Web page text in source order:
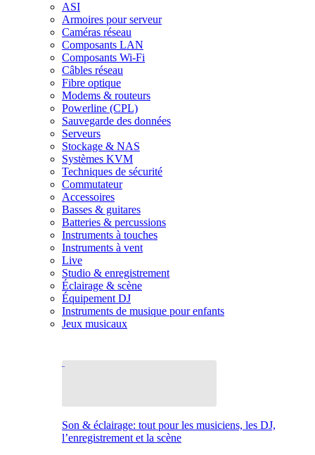
ASI
Armoires pour serveur
Caméras réseau
Composants LAN
Composants Wi-Fi
Câbles réseau
Fibre optique
Modems & routeurs
Powerline (CPL)
Sauvegarde des données
Serveurs
Stockage & NAS
Systèmes KVM
Techniques de sécurité
Commutateur
Accessoires
Basses & guitares
Batteries & percussions
Instruments à touches
Instruments à vent
Live
Studio & enregistrement
Éclairage & scène
Équipement DJ
Instruments de musique pour enfants
Jeux musicaux
Son & éclairage: tout pour les musiciens, les DJ,
l’enregistrement et la scène